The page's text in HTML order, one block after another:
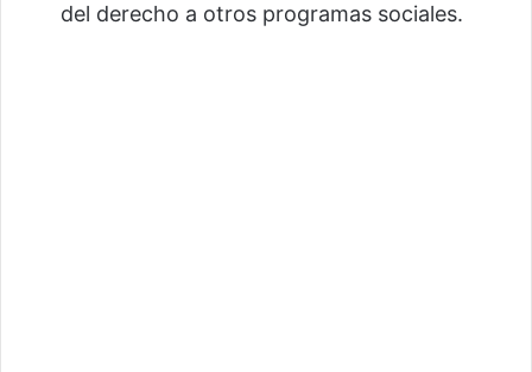
del derecho a otros programas sociales.